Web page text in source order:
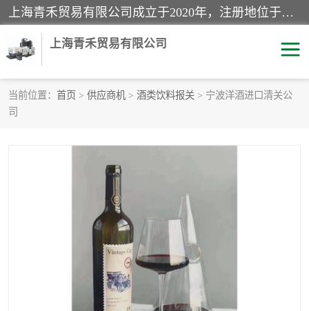
上海青禾贸易有限公司成立于2020年，注册地位于上海市宝山区。经营范围包括：机械设备、五金制品、劳防用品、电子产品、塑胶制品、家具、模具、纺织品、仪器仪表、建筑材料、装饰材料、化工产品、金属制品、机车配件等货物进出口报关、清关服务。
上海青禾贸易有限公司
当前位置： 首页 > 供应商机 > 酒类饮料报关 > 宁波洋酒进口清关公
司
机床进口清关